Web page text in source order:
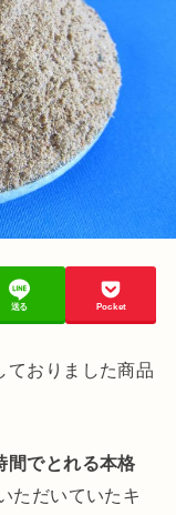
送る Pocket
ておりました商品
間でとれる本格
ただいていたキ